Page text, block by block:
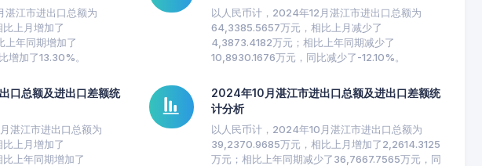
湛江市进出口总额为
上月增加了
上年同期增加了
加了13.30%。
以人民币计，2024年12月湛江市进出口总额为
64,3385.5657万元，相比上月减少了
4,3873.4182万元；相比上年同期减少了
10,8930.1676万元，同比减少了-12.10%。
口总额及进出口差额统
湛江市进出口总额为
上月增加了
上年同期增加了
2024年10月湛江市进出口总额及进出口差额统
计分析
以人民币计，2024年10月湛江市进出口总额为
39,2370.9685万元，相比上月增加了2,2614.3125
万元；相比上年同期减少了36,7667.7565万元，同